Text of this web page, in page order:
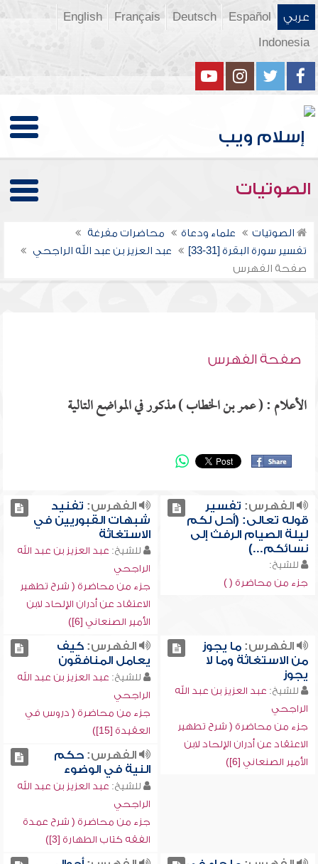
عربي Español
Deutsch
Français
English
Indonesia
الصوتيات
الصوتيات علماء ودعاة
محاضرات مفرغة
تفسير سورة البقرة [31-33]
عبد العزيز بن عبد الله الراجحي
صفحة الفهرس
صفحة الفهرس
الأعلام : ( عمر بن الخطاب ) مذكور في المواضع التالية
الفهرس: تفسير
قوله تعالى: (أحل لكم
ليلة الصيام الرفث إلى
نسائكم...)
للشيخ:
جزء من محاضرة ( )
الفهرس: تفنيد
شبهات القبوريين في
الاستغاثة
للشيخ: عبد العزيز بن عبد الله
الراجحي
جزء من محاضرة ( شرح تطهير
الاعتقاد عن أدران الإلحاد لابن
الأمير الصنعاني [6])
الفهرس:ما يجوز
من الاستغاثة وما لا
يجوز
للشيخ: عبد العزيز بن عبد الله
الراجحي
جزء من محاضرة ( شرح تطهير
الاعتقاد عن أدران الإلحاد لابن
الأمير الصنعاني [6])
الفهرس:كيف
يعامل المنافقون
للشيخ: عبد العزيز بن عبد الله
الراجحي
جزء من محاضرة ( دروس في
العقيدة [15])
الفهرس:حكم
النية في الوضوء
للشيخ: عبد العزيز بن عبد الله
الراجحي
جزء من محاضرة ( شرح عمدة
الفقه كتاب الطهارة [3])